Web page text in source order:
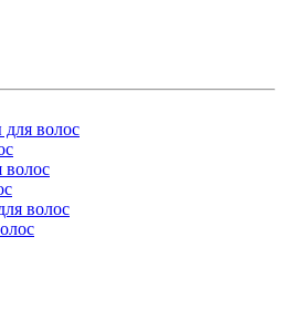
волос
волос
волос